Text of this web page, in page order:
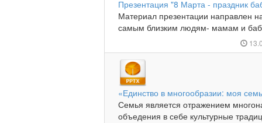
Презентация "8 Марта - праздник
Материал презентации направлен
самым близким людям- мамам и
«Единство в многообразии: моя
Семья является отражением
объедения в себе культурные